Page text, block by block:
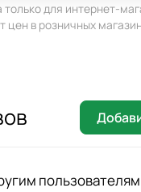
для интернет-
цен в розничных